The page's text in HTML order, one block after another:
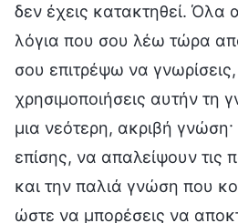
δεν έχεις κατακτηθεί. Όλα
λόγια που σου λέω τώρα
σου επιτρέψω να
χρησιμοποιήσεις αυτήν τη
μια νεότερη, ακριβή
επίσης, να απαλείψουν τις
και την παλιά γνώση που
ώστε να μπορέσεις να